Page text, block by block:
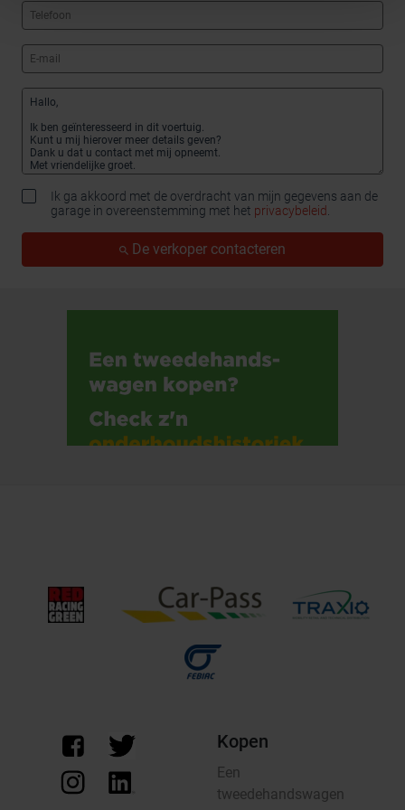
Ik ga akkoord met de overdracht van mijn gegevens aan de
garage in overeenstemming met het privacybeleid.
De verkoper contacteren
Kopen
Een
tweedehandswagen